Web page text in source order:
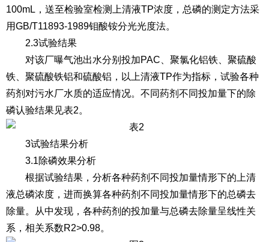
100mL，送至检验室检测上清液TP浓度，总磷的测定方法采
用GB/T11893-1989钼酸铵分光光度法。
2.3试验结果
对该厂曝气池出水分别投加PAC、聚氯化铝铁、聚硫酸
铁、聚硫酸铁铝和硫酸铝，以上清液TP作为指标，试验各种
药剂对污水厂水质的适应情况。不同药剂不同投加量下的除
磷认验结果见表2。
3试验结果分析
3.1除磷效果分析
根据试验结果，分析各种药剂不同投加量情形下的上清
液总磷浓度，进而换算各种药剂不同投加量情形下的总磷去
除量。从中发现，各种药剂的投加量与总磷去除量呈线性关
系，相关系数R2>0.98。